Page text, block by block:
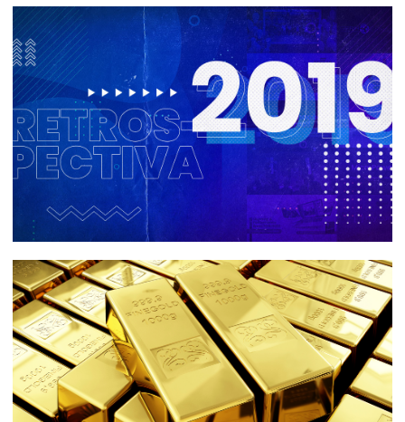
Abandonei meu blog???
17 de setembro de 2020 5 min de leitura
Retrospectiva e Números de 2019
31 de dezembro de 2019 11 min de leitura